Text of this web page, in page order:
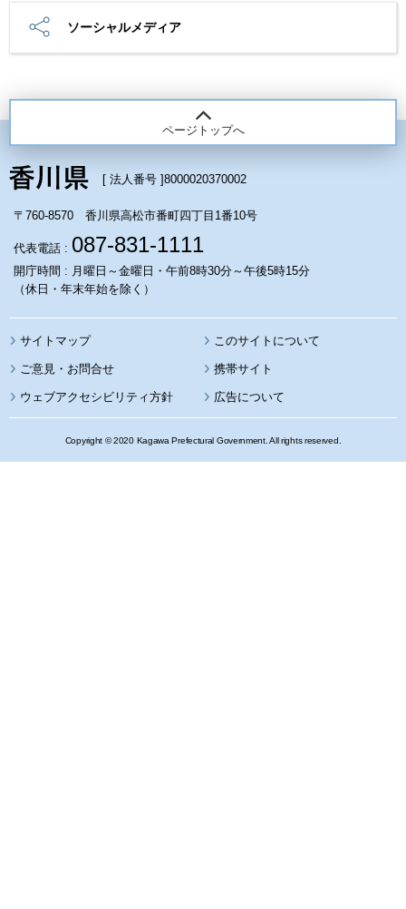
ソーシャルメディア
ページトップへ
[ 法人番号 ]8000020370002
〒760-8570 香川県高松市番町四丁目1番10号
代表電話 : 087-831-1111
開庁時間 : 月曜日～金曜日・午前8時30分～午後5時15分
（休日・年末年始を除く）
サイトマップ このサイトについて
携帯サイト
ウェブアクセシビリティ方針 広告について
Copyright © 2020 Kagawa Prefectural Government. All rights reserved.